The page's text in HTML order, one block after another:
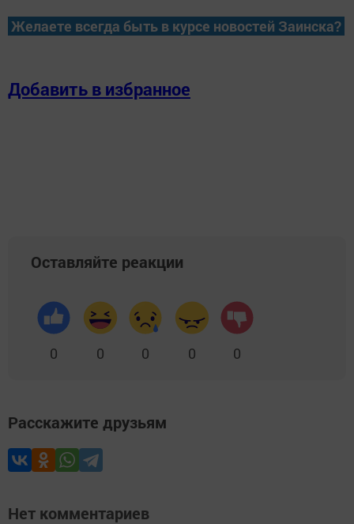
Желаете всегда быть в курсе новостей Заинска?
Добавить в избранное
Оставляйте реакции
0 0 0 0 0
Расскажите друзьям
Нет комментариев